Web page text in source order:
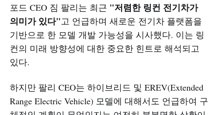
포드 CEO 짐 팔리는 최근 "저렴한 링컨 전기차가
의미가 있다"고 언급하며 새로운 전기차 플랫폼을
기반으로 한 모델 개발 가능성을 시사했다. 이는 링
컨의 미래 방향성에 대한 중요한 힌트로 해석되고
있다.
하지만 팔리 CEO는 하이브리드 및 EREV(Extended
Range Electric Vehicle) 모델에 대해서도 언급하여 구